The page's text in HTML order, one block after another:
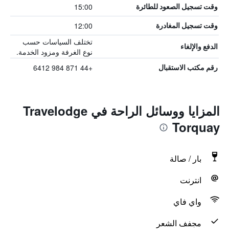
وقت تسجيل الصعود للطائرة 15:00
وقت تسجيل المغادرة 12:00
الدفع والإلغاء
تختلف السياسات حسب
نوع الغرفة ومزود الخدمة.
رقم مكتب الاستقبال +44 871 984 6412
المزايا ووسائل الراحة في Travelodge
Torquay
بار / صالة
انترنت
واي فاي
مجفف الشعر